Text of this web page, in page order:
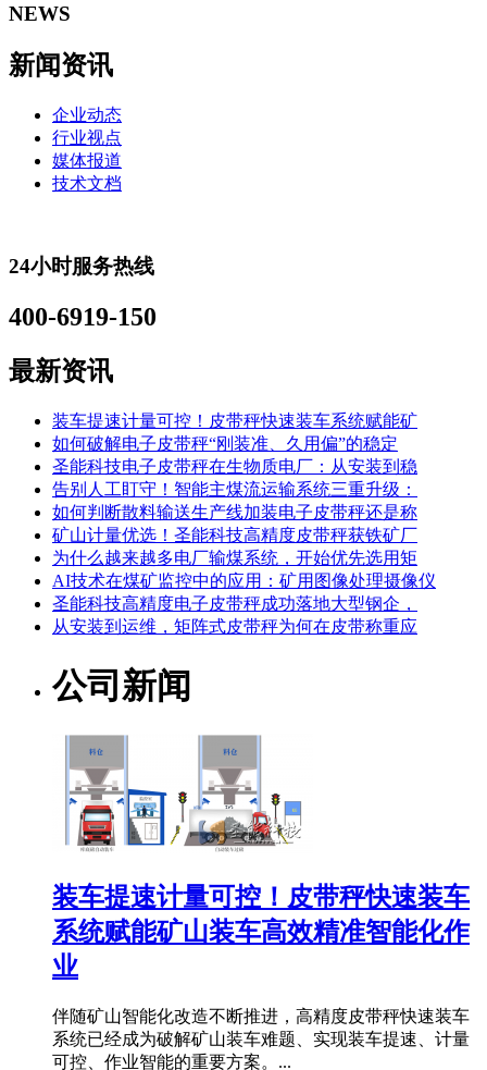
NEWS
新闻资讯
企业动态
行业视点
媒体报道
技术文档
24小时服务热线
400-6919-150
最新资讯
装车提速计量可控！皮带秤快速装车系统赋能矿
如何破解电子皮带秤“刚装准、久用偏”的稳定
圣能科技电子皮带秤在生物质电厂：从安装到稳
告别人工盯守！智能主煤流运输系统三重升级：
如何判断散料输送生产线加装电子皮带秤还是称
矿山计量优选！圣能科技高精度皮带秤获铁矿厂
为什么越来越多电厂输煤系统，开始优先选用矩
AI技术在煤矿监控中的应用：矿用图像处理摄像仪
圣能科技高精度电子皮带秤成功落地大型钢企，
从安装到运维，矩阵式皮带秤为何在皮带称重应
公司新闻
装车提速计量可控！皮带秤快速装车
系统赋能矿山装车高效精准智能化作
业
伴随矿山智能化改造不断推进，高精度皮带秤快速装车
系统已经成为破解矿山装车难题、实现装车提速、计量
可控、作业智能的重要方案。...